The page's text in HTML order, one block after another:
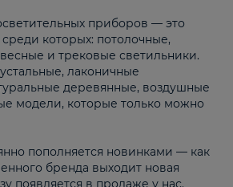
приборов — это
которых: потолочные,
и трековые светильники.
лаконичные
деревянные, воздушные
модели, которые только можно
пополняется новинками — как
бренда выходит новая
появляется в продаже у нас.